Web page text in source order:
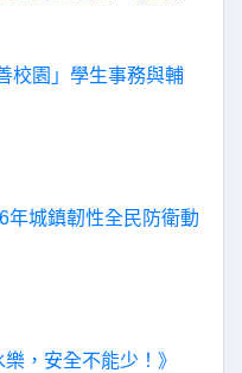
校園」學生事務與輔
年城鎮韌性全民防衛動
，安全不能少！》